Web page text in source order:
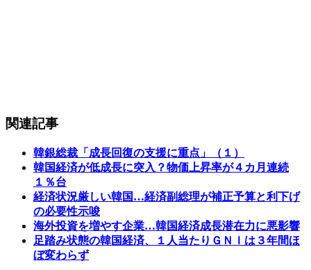
関連記事
韓銀総裁「成長回復の支援に重点」（１）
韓国経済が低成長に突入？物価上昇率が４カ月連続
１％台
経済状況厳しい韓国…経済副総理が補正予算と利下げ
の必要性示唆
海外投資を増やす企業…韓国経済成長潜在力に悪影響
足踏み状態の韓国経済、１人当たりＧＮＩは３年間ほ
ぼ変わらず